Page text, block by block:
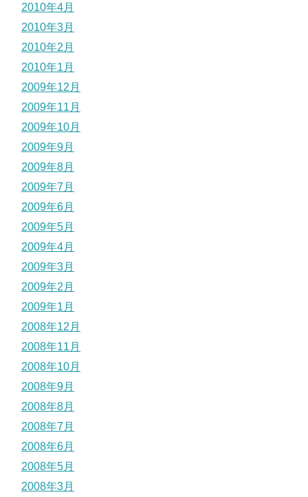
2010年4月
2010年3月
2010年2月
2010年1月
2009年12月
2009年11月
2009年10月
2009年9月
2009年8月
2009年7月
2009年6月
2009年5月
2009年4月
2009年3月
2009年2月
2009年1月
2008年12月
2008年11月
2008年10月
2008年9月
2008年8月
2008年7月
2008年6月
2008年5月
2008年3月